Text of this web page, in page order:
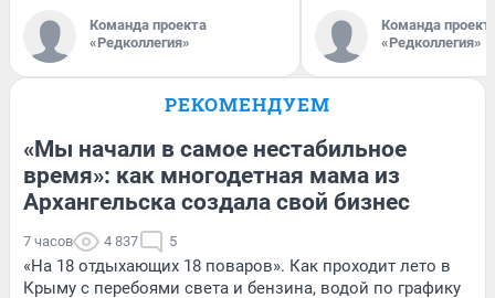
Команда проекта
«Редколлегия»
Команда
«Редколлегия»
РЕКОМЕНДУЕМ
«Мы начали в самое нестабильное
время»: как многодетная мама из
Архангельска создала свой бизнес
7 часов 4 837 5
«На 18 отдыхающих 18 поваров». Как проходит лето в
Крыму с перебоями света и бензина, водой по графику